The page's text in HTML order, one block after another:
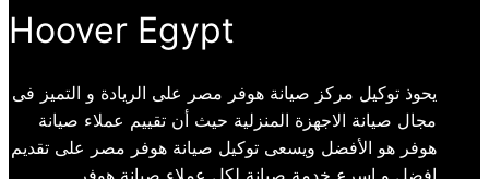
Hoover Egypt
يحوذ توكيل مركز صيانة هوفر مصر على الريادة و التميز فى
مجال صيانة الاجهزة المنزلية حيث أن تقييم عملاء صيانة
هوفر هو الأفضل ويسعى توكيل صيانة هوفر مصر على تقديم
افضل و اسرع خدمة صيانة لكل عملاء صيانة هوفر